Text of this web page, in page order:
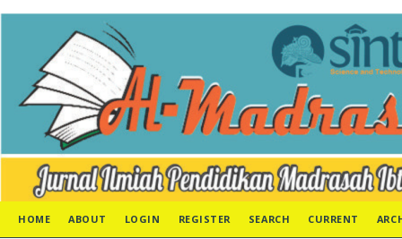
HOME ABOUT LOGIN REGISTER SEARCH CURRENT